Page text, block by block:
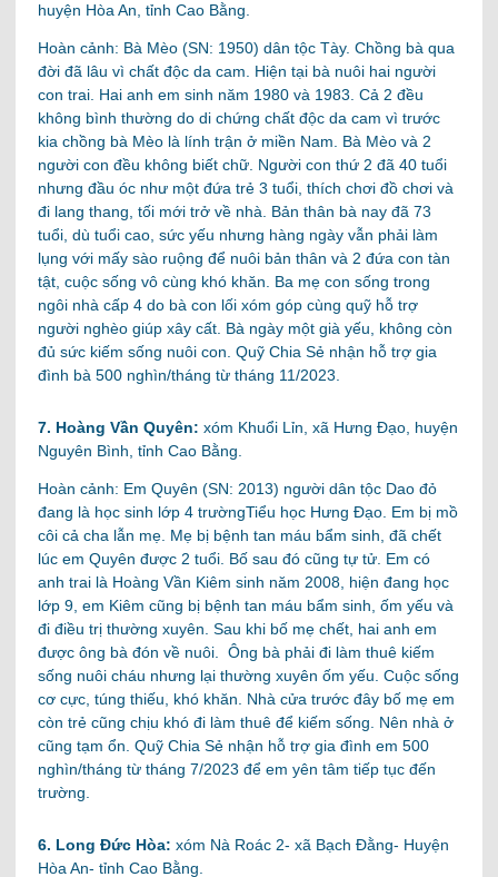
huyện Hòa An, tỉnh Cao Bằng.
Hoàn cảnh: Bà Mèo (SN: 1950) dân tộc Tày. Chồng bà qua
đời đã lâu vì chất độc da cam. Hiện tại bà nuôi hai người
con trai. Hai anh em sinh năm 1980 và 1983. Cả 2 đều
không bình thường do di chứng chất độc da cam vì trước
kia chồng bà Mèo là lính trận ở miền Nam. Bà Mèo và 2
người con đều không biết chữ. Người con thứ 2 đã 40 tuổi
nhưng đầu óc như một đứa trẻ 3 tuổi, thích chơi đồ chơi và
đi lang thang, tối mới trở về nhà. Bản thân bà nay đã 73
tuổi, dù tuổi cao, sức yếu nhưng hàng ngày vẫn phải làm
lụng với mấy sào ruộng để nuôi bản thân và 2 đứa con tàn
tật, cuộc sống vô cùng khó khăn. Ba mẹ con sống trong
ngôi nhà cấp 4 do bà con lối xóm góp cùng quỹ hỗ trợ
người nghèo giúp xây cất. Bà ngày một già yếu, không còn
đủ sức kiếm sống nuôi con.Quỹ Chia Sẻ nhận hỗ trợ gia
đình bà 500 nghìn/tháng từ tháng 11/2023.
7. Hoàng Vần Quyên: xóm Khuổi Lỉn, xã Hưng Đạo, huyện
Nguyên Bình, tỉnh Cao Bằng.
Hoàn cảnh: Em Quyên (SN: 2013) người dân tộc Dao đỏ
đang là học sinh lớp 4 trườngTiểu học Hưng Đạo. Em bị mồ
côi cả cha lẫn mẹ. Mẹ bị bệnh tan máu bẩm sinh, đã chết
lúc em Quyên được 2 tuổi. Bố sau đó cũng tự tử. Em có
anh trai là Hoàng Vần Kiêm sinh năm 2008, hiện đang học
lớp 9, em Kiêm cũng bị bệnh tan máu bẩm sinh, ốm yếu và
đi điều trị thường xuyên. Sau khi bố mẹ chết, hai anh em
được ông bà đón về nuôi. Ông bà phải đi làm thuê kiếm
sống nuôi cháu nhưng lại thường xuyên ốm yếu. Cuộc sống
cơ cực, túng thiếu, khó khăn. Nhà cửa trước đây bố mẹ em
còn trẻ cũng chịu khó đi làm thuê để kiếm sống. Nên nhà ở
cũng tạm ổn. Quỹ Chia Sẻ nhận hỗ trợ gia đình em 500
nghìn/tháng từ tháng 7/2023 để em yên tâm tiếp tục đến
trường.
6. Long Đức Hòa: xóm Nà Roác 2- xã Bạch Đằng- Huyện
Hòa An- tỉnh Cao Bằng.